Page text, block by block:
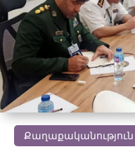
Քաղաքականություն